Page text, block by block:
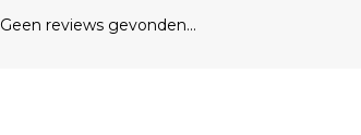
Geen reviews gevonden...